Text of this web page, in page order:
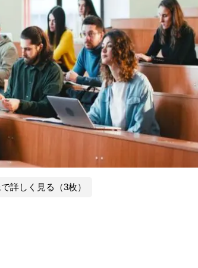
詳しく見る（3枚）